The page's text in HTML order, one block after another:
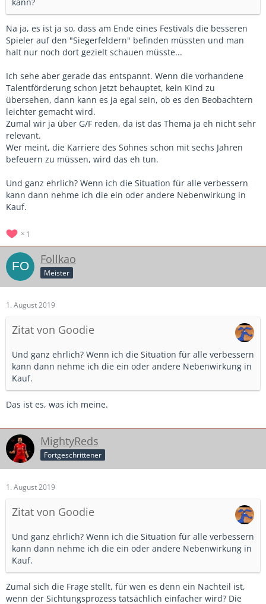
Na ja, es ist ja so, dass am Ende eines Festivals die besseren
Spieler auf den "Siegerfeldern" befinden müssten und man
halt nur noch dort gezielt schauen müsste...
Ich sehe aber gerade das entspannt. Wenn die vorhandene
Talentförderung schon jetzt behauptet, kein Kind zu
übersehen, dann kann es ja egal sein, ob es den Beobachtern
leichter gemacht wird.
Zumal wir ja über G/F reden, da ist das Thema ja eh nicht sehr
relevant.
Wer meint, die Karriere des Sohnes schon mit sechs Jahren
befeuern zu müssen, wird das eh tun.
Und ganz ehrlich? Wenn ich die Situation für alle verbessern
kann dann nehme ich die ein oder andere Nebenwirkung in
Kauf.
1
Follkao
Meister
1. August 2019
Zitat von Goodie
Und ganz ehrlich? Wenn ich die Situation für alle verbessern
kann dann nehme ich die ein oder andere Nebenwirkung in
Kauf.
Das ist es, was ich meine.
MightyReds
Fortgeschrittener
1. August 2019
Zitat von Goodie
Und ganz ehrlich? Wenn ich die Situation für alle verbessern
kann dann nehme ich die ein oder andere Nebenwirkung in
Kauf.
Zumal sich die Frage stellt, für wen es denn ein Nachteil ist,
wenn der Sichtungsprozess tatsächlich einfacher wird? Die